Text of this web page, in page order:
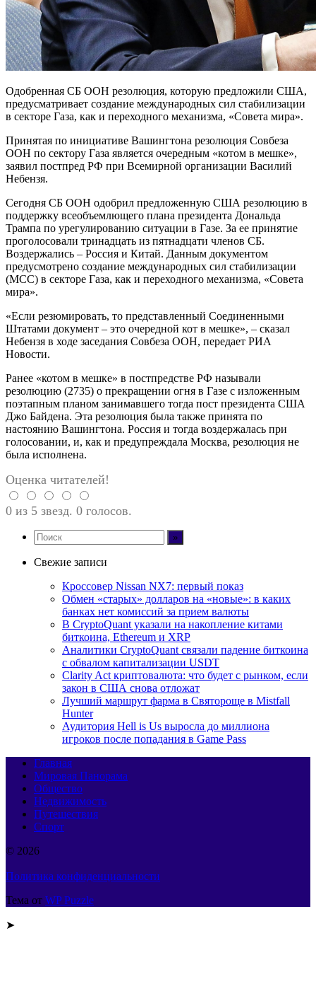
Одобренная СБ ООН резолюция, которую предложили США,
предусматривает создание международных сил стабилизации
в секторе Газа, как и переходного механизма, «Совета мира».
Принятая по инициативе Вашингтона резолюция Совбеза
ООН по сектору Газа является очередным «котом в мешке»,
заявил постпред РФ при Всемирной организации Василий
Небензя.
Сегодня СБ ООН одобрил предложенную США резолюцию в
поддержку всеобъемлющего плана президента Дональда
Трампа по урегулированию ситуации в Газе. За ее принятие
проголосовали тринадцать из пятнадцати членов СБ.
Воздержались – Россия и Китай. Данным документом
предусмотрено создание международных сил стабилизации
(МСС) в секторе Газа, как и переходного механизма, «Совета
мира».
«Если резюмировать, то представленный Соединенными
Штатами документ – это очередной кот в мешке», – сказал
Небензя в ходе заседания Совбеза ООН, передает РИА
Новости.
Ранее «котом в мешке» в постпредстве РФ называли
резолюцию (2735) о прекращении огня в Газе с изложенным
поэтапным планом занимавшего тогда пост президента США
Джо Байдена. Эта резолюция была также принята по
настоянию Вашингтона. Россия и тогда воздержалась при
голосовании, и, как и предупреждала Москва, резолюция не
была исполнена.
Оценка читателей!
0 из 5 звезд. 0 голосов.
Свежие записи
Кроссовер Nissan NX7: первый показ
Обмен «старых» долларов на «новые»: в каких
банках нет комиссий за прием валюты
В CryptoQuant указали на накопление китами
биткоина, Ethereum и XRP
Аналитики CryptoQuant связали падение биткоина
с обвалом капитализации USDT
Clarity Act криптовалюта: что будет с рынком, если
закон в США снова отложат
Лучший маршрут фарма в Святороще в Mistfall
Hunter
Аудитория Hell is Us выросла до миллиона
игроков после попадания в Game Pass
Главная
Мировая Панорама
Общество
Недвижимость
Путешествия
Спорт
© 2026
Политика конфиденциальности
Тема от WP Puzzle
➤